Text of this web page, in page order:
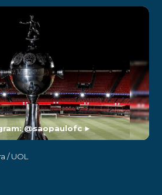
@saopaulofc►
/ UOL